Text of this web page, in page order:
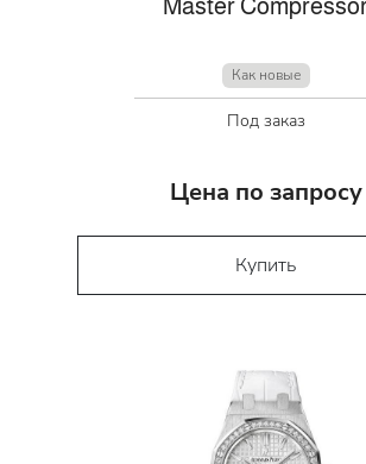
Master
Как новые
Под заказ
Цена по запросу
Купить